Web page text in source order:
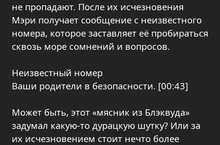
не пропадают. После их исчезновения
Мэри получает сообщение с неизвестного
номера, которое заставляет её пробираться
сквозь море сомнений и вопросов.
Неизвестный номер
Ваши родители в безопасности. [00:43]
Может быть, этот «мясник из Блэквуда»
задумал какую-то дурацкую шутку? Или за
их исчезновением стоит нечто более